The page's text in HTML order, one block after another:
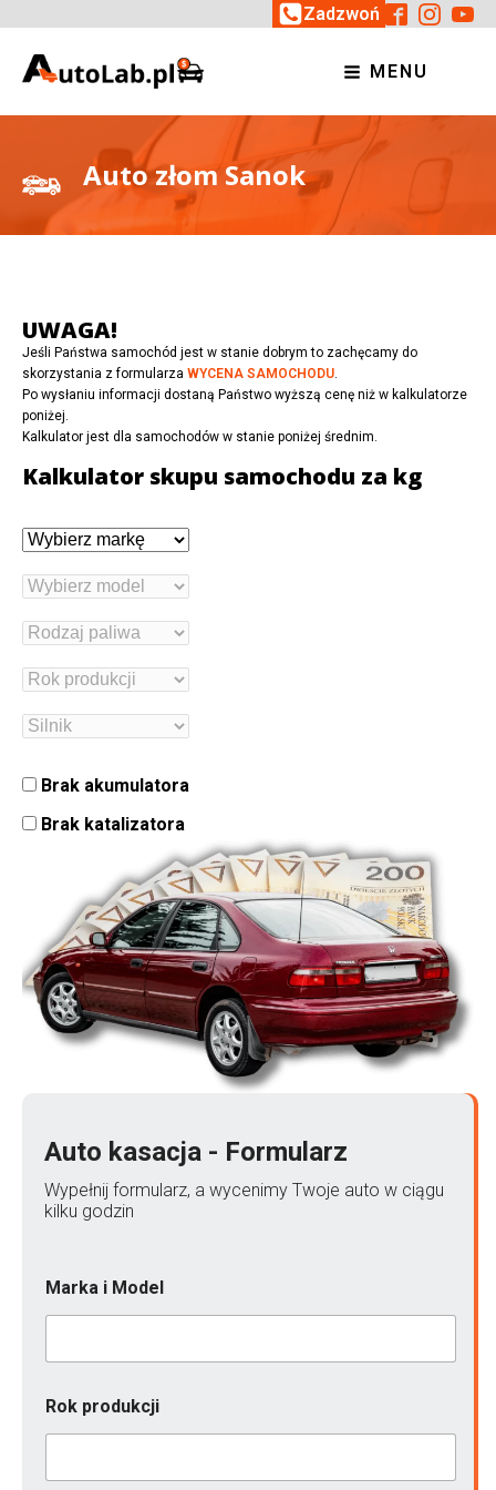
Zadzwoń
MENU
Auto złom Sanok
UWAGA!
Jeśli Państwa samochód jest w stanie dobrym to zachęcamy do
skorzystania z formularza WYCENA SAMOCHODU.
Po wysłaniu informacji dostaną Państwo wyższą cenę niż w kalkulatorze
poniżej.
Kalkulator jest dla samochodów w stanie poniżej średnim.
Kalkulator skupu samochodu za kg
Brak akumulatora
Brak katalizatora
Auto kasacja - Formularz
Wypełnij formularz, a wycenimy Twoje auto w ciągu
kilku godzin
Marka i Model
Rok produkcji